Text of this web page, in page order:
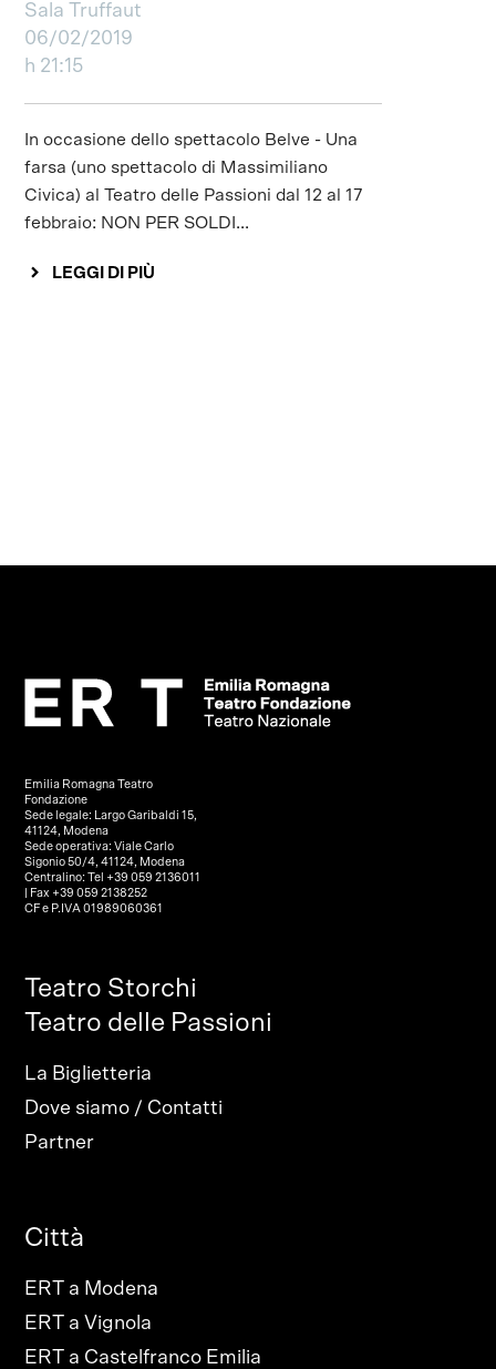
Sala Truffaut
06/02/2019
h 21:15
In occasione dello spettacolo Belve - Una
farsa (uno spettacolo di Massimiliano
Civica) al Teatro delle Passioni dal 12 al 17
febbraio: NON PER SOLDI...
LEGGI DI PIÙ
Emilia Romagna Teatro
Fondazione
Sede legale: Largo Garibaldi 15,
41124, Modena
Sede operativa: Viale Carlo
Sigonio 50/4, 41124, Modena
Centralino: Tel +39 059 2136011
| Fax +39 059 2138252
CF e P.IVA 01989060361
Teatro Storchi
Teatro delle Passioni
La Biglietteria
Dove siamo / Contatti
Partner
Città
ERT a Modena
ERT a Vignola
ERT a Castelfranco Emilia